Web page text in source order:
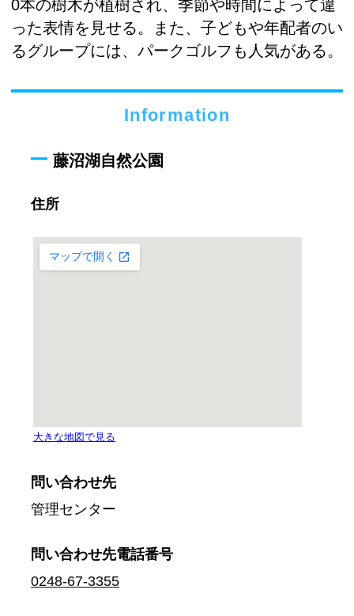
0本の樹木が植樹され、季節や時間によって違
った表情を見せる。また、子どもや年配者のい
るグループには、パークゴルフも人気がある。
Information
藤沼湖自然公園
住所
問い合わせ先
管理センター
問い合わせ先電話番号
0248-67-3355